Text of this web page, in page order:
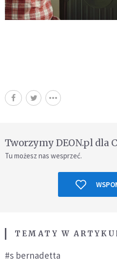
Tworzymy DEON.pl dla
Tu możesz nas wesprzeć.
TEMATY W
#s bernadetta